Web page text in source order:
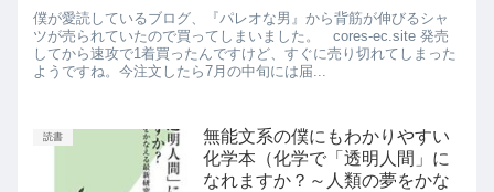
僕が愛読しているブログ、『パレオな男』から背筋が伸びるシャ
ツが売られていたので買ってしまいました。 cores-ec.site 発売
してから速攻で1着買ったんですけど、すぐに売り切れてしまった
ようですね。今注文したら7月の中旬には届...
読書
無能文系の僕にもわかりやすい
化学本（化学で「透明人間」に
なれますか？～人類の夢をかな